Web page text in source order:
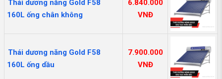
Thái dương năng Gold F58
160L ống chân không
6.840.000
VNĐ
Thái dương năng Gold F58
160L ống dầu
7.900.000
VNĐ